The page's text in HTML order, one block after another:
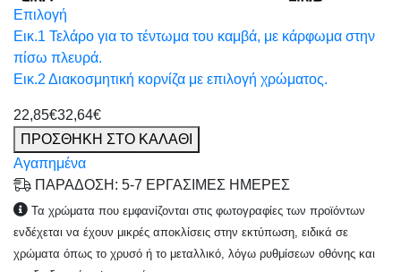
Επιλογή
Εικ.1 Τελάρο για το τέντωμα του καμβά, με κάρφωμα στην
πίσω πλευρά.
Εικ.2 Διακοσμητική κορνίζα με επιλογή χρώματος.
22,85€32,64€
ΠΡΟΣΘΗΚΗ ΣΤΟ ΚΑΛΑΘΙ
Αγαπημένα
ΠΑΡΑΔΟΣΗ: 5-7 ΕΡΓΑΣΙΜΕΣ ΗΜΕΡΕΣ
Τα χρώματα που εμφανίζονται στις φωτογραφίες των προϊόντων
ενδέχεται να έχουν μικρές αποκλίσεις στην εκτύπωση, ειδικά σε
χρώματα όπως το χρυσό ή το μεταλλικό, λόγω ρυθμίσεων οθόνης και